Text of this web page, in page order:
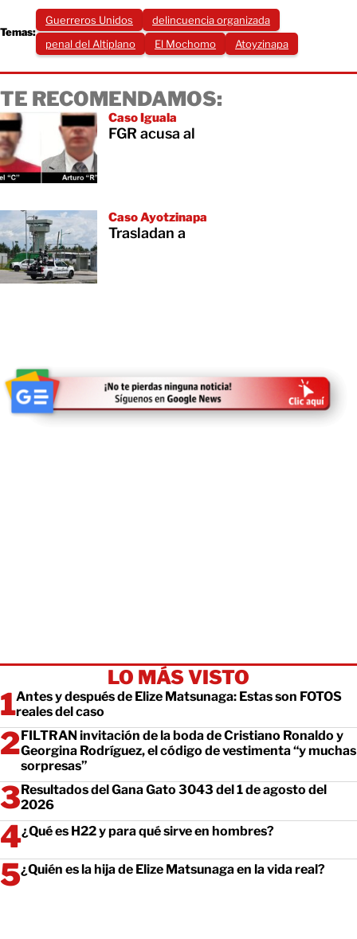
Temas:
Guerreros Unidos
delincuencia organizada
penal del Altiplano
El Mochomo Atoyzinapa
TE RECOMENDAMOS:
Caso Iguala
FGR acusa al
Caso Ayotzinapa
Trasladan a
LO MÁS VISTO
Antes y después de Elize Matsunaga: Estas son FOTOS
reales del caso
FILTRAN invitación de la boda de Cristiano Ronaldo y
Georgina Rodríguez, el código de vestimenta “y muchas
sorpresas”
Resultados del Gana Gato 3043 del 1 de agosto del
2026
¿Qué es H22 y para qué sirve en hombres?
¿Quién es la hija de Elize Matsunaga en la vida real?